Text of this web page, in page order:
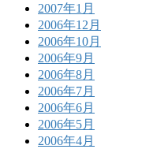
2007年1月
2006年12月
2006年10月
2006年9月
2006年8月
2006年7月
2006年6月
2006年5月
2006年4月